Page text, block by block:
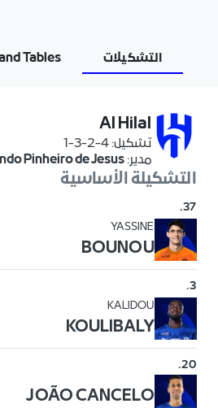
التشكيلات Tables
Al Hilal
تشكيل:
4-2-3-1
مدير:
Pinheiro de Jesus
التشكيلة الأساسية
37
.
YASSINE
BOUNOU
3
.
KALIDOU
KOULIBALY
20
.
JOÃO CANCELO